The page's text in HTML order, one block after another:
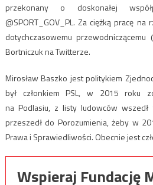
przekonany o doskonałej
@SPORT_GOV_PL. Za ciężką pracę
dotychczasowemu przewodniczącemu
Bortniczuk na Twitterze.
Mirosław Baszko jest politykiem
był członkiem PSL, w 2015 roku
na Podlasiu, z listy ludowców
przeszedł do Porozumienia, żeby w
Prawa i Sprawiedliwości. Obecnie jest
Wspieraj Fundację